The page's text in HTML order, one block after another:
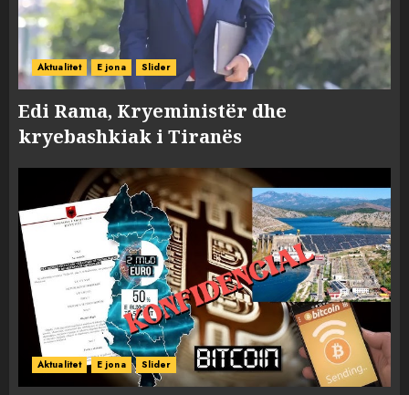
Aktualitet E jona Slider
Edi Rama, Kryeministër dhe
kryebashkiak i Tiranës
Aktualitet E jona Slider